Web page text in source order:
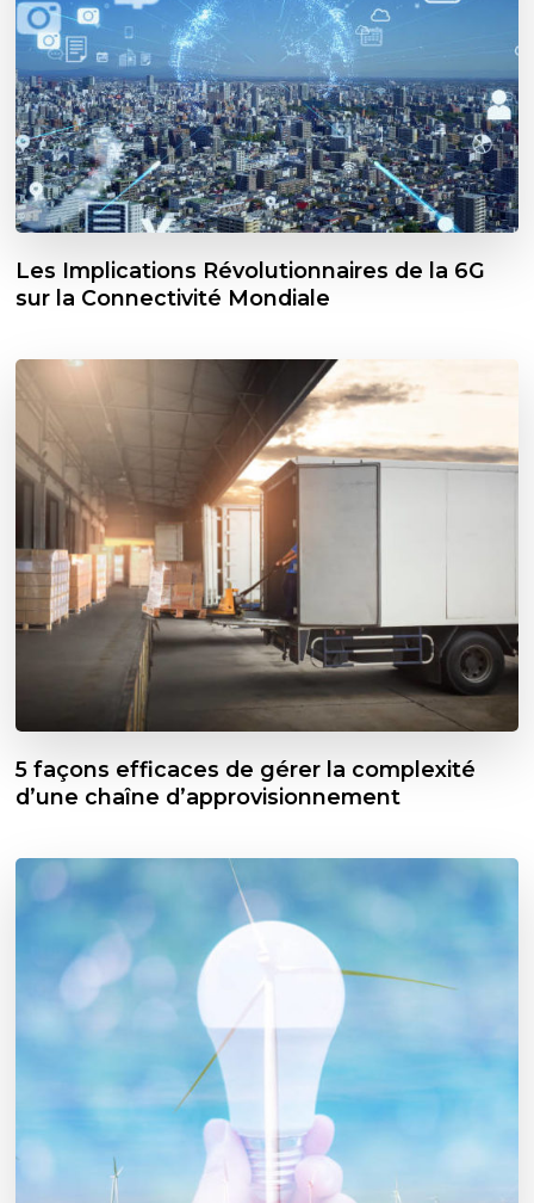
Les Implications Révolutionnaires de la 6G
sur la Connectivité Mondiale
5 façons efficaces de gérer la complexité
d’une chaîne d’approvisionnement